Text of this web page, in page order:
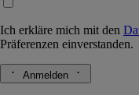
Ich erkläre mich mit den
Präferenzen einverstanden.
Anmelden